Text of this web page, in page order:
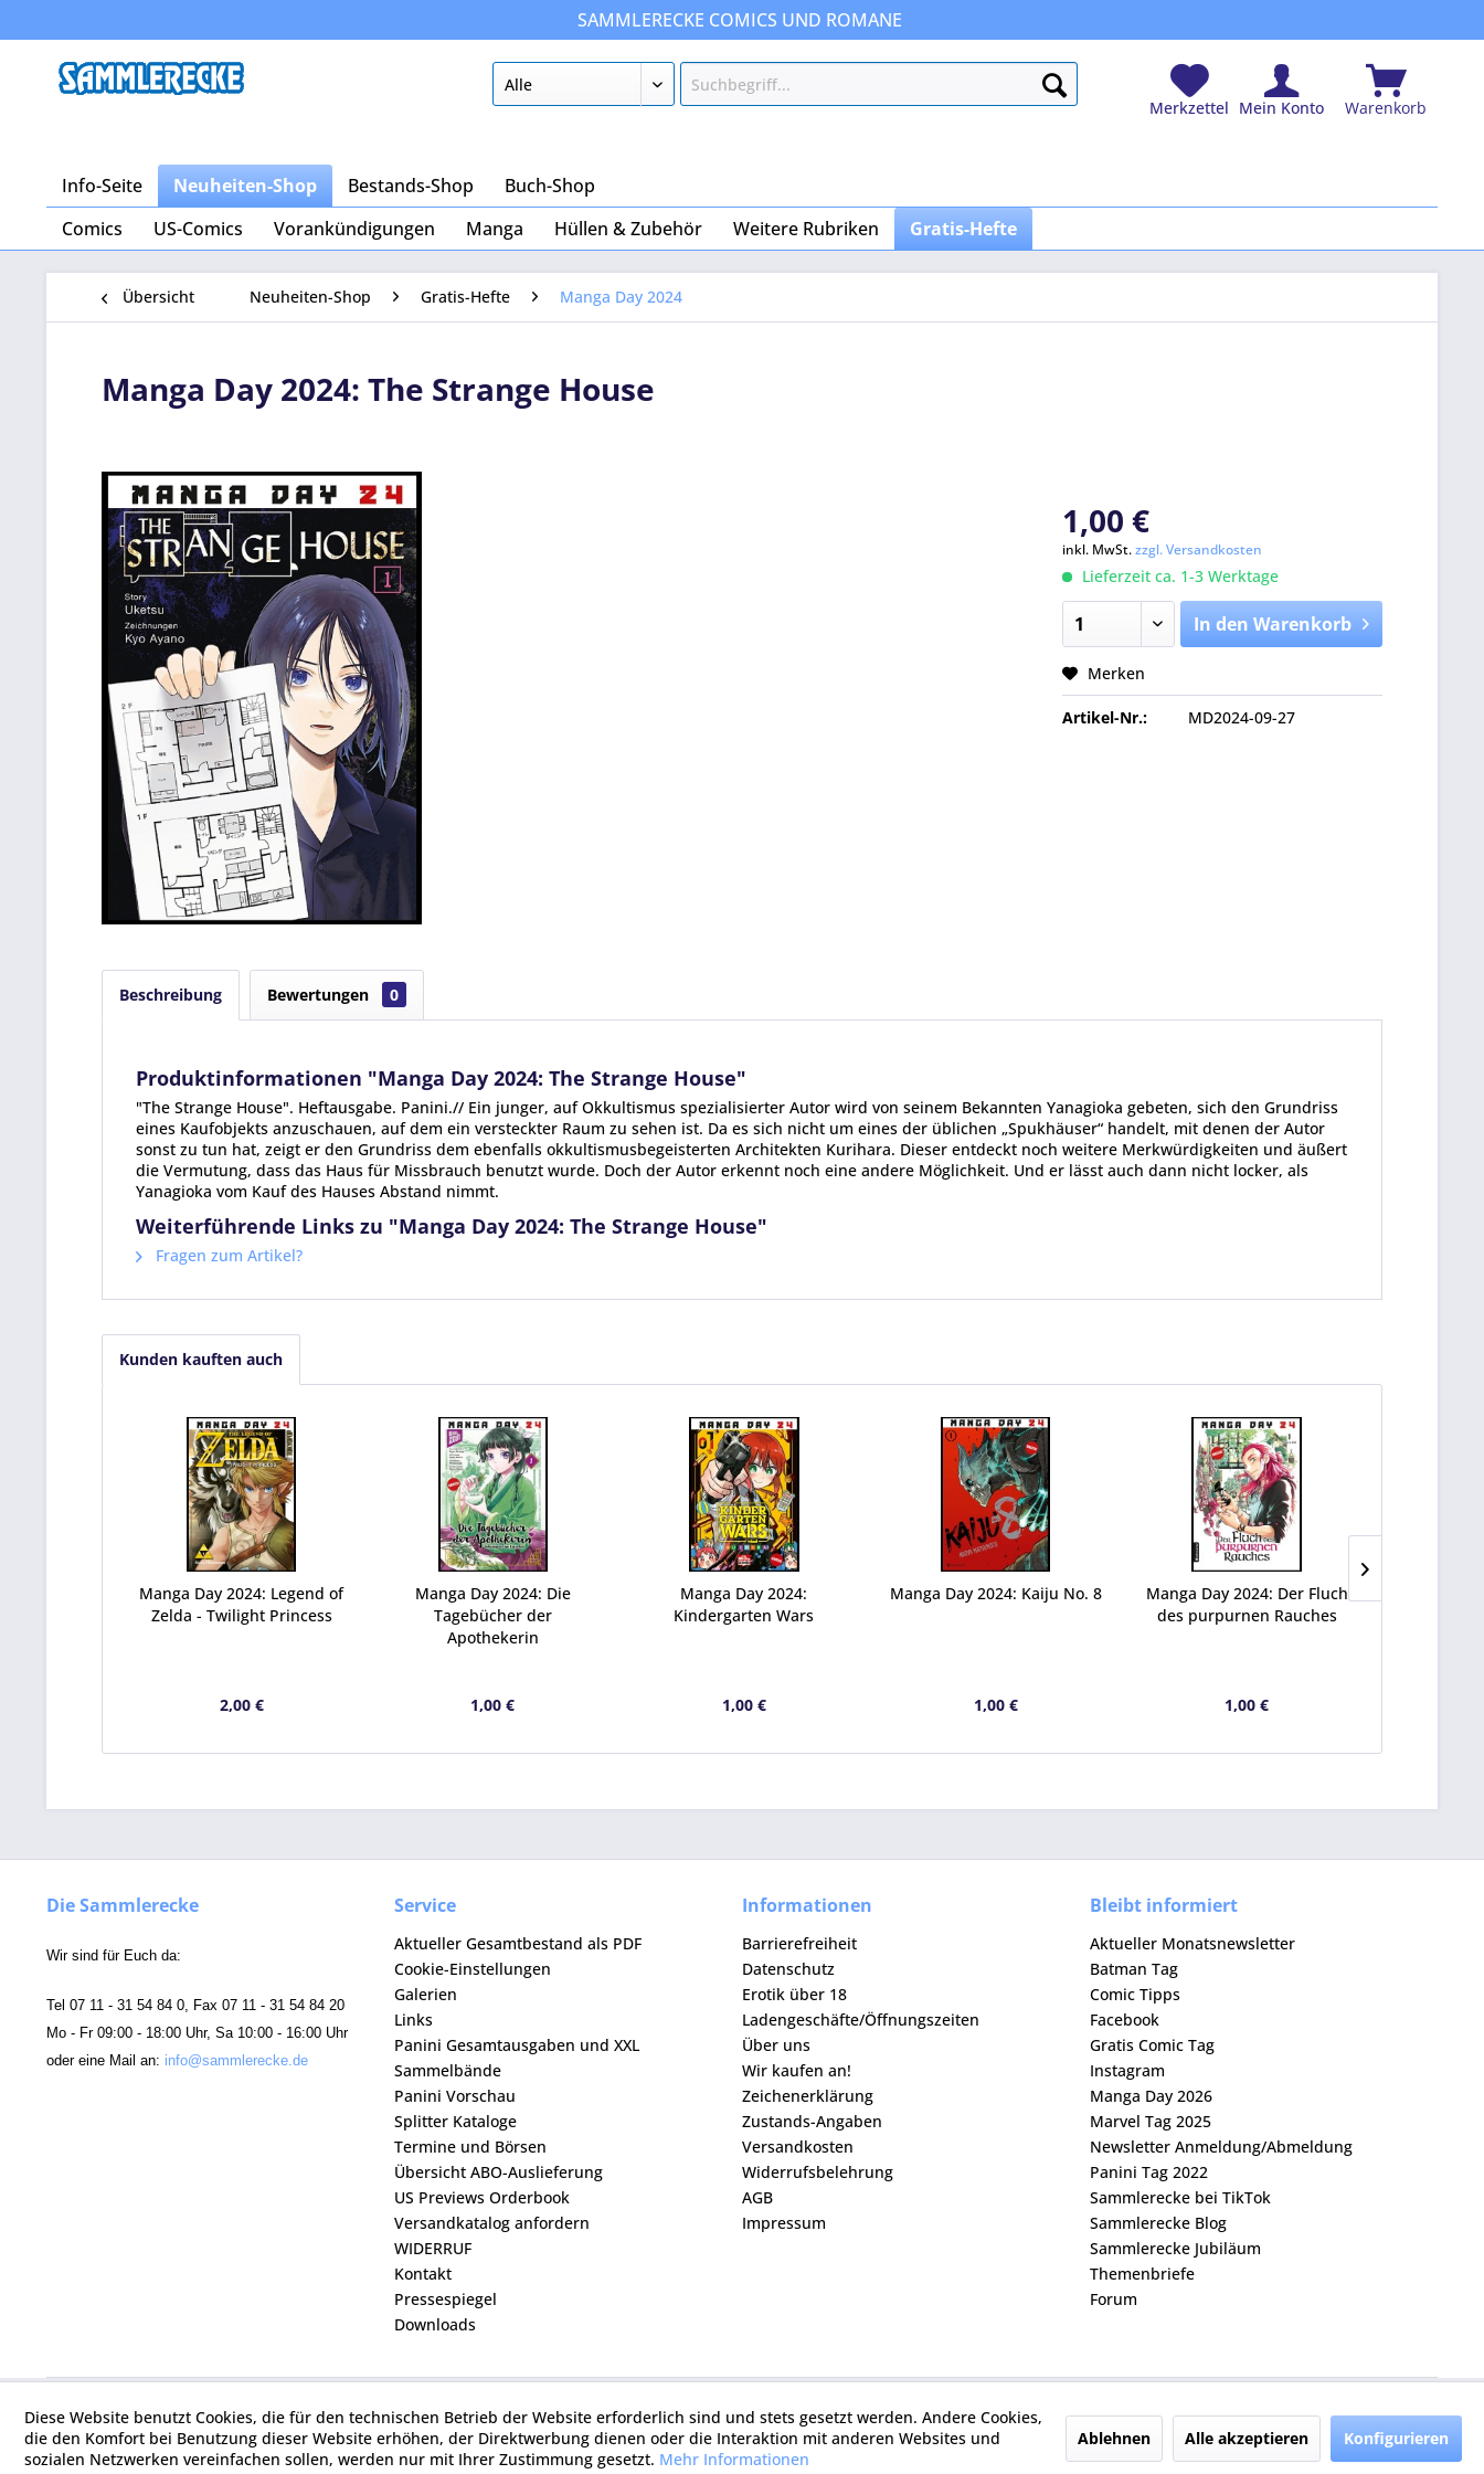
SAMMLERECKE COMICS UND ROMANE
Merkzettel Mein Konto Warenkorb
Info-Seite Neuheiten-Shop Bestands-Shop
Buch-Shop
Comics
US-Comics Vorankündigungen Manga Hüllen & Zubehör Weitere Rubriken Gratis-Hefte
Übersicht Neuheiten-Shop Gratis-Hefte Manga Day 2024
Manga Day 2024: The Strange House
1,00 €
inkl. MwSt.zzgl. Versandkosten
Lieferzeit ca. 1-3 Werktage
In den Warenkorb
Merken
Artikel-Nr.: MD2024-09-27
Beschreibung Bewertungen 0
Produktinformationen "Manga Day 2024: The Strange House"
"The Strange House". Heftausgabe. Panini.// Ein junger, auf Okkultismus spezialisierter Autor wird von seinem Bekannten Yanagioka gebeten, sich den Grundriss
eines Kaufobjekts anzuschauen, auf dem ein versteckter Raum zu sehen ist. Da es sich nicht um eines der üblichen „Spukhäuser“ handelt, mit denen der Autor
sonst zu tun hat, zeigt er den Grundriss dem ebenfalls okkultismusbegeisterten Architekten Kurihara. Dieser entdeckt noch weitere Merkwürdigkeiten und äußert
die Vermutung, dass das Haus für Missbrauch benutzt wurde. Doch der Autor erkennt noch eine andere Möglichkeit. Und er lässt auch dann nicht locker, als
Yanagioka vom Kauf des Hauses Abstand nimmt.
Weiterführende Links zu "Manga Day 2024: The Strange House"
Fragen zum Artikel?
Kunden kauften auch
Manga Day 2024: Legend of
Zelda - Twilight Princess
2,00 €
Manga Day 2024: Die
Tagebücher der
Apothekerin
1,00 €
Manga Day 2024:
Kindergarten Wars
1,00 €
Manga Day 2024: Kaiju No. 8
1,00 €
Manga Day 2024: Der Fluch
des purpurnen Rauches
1,00 €
Die Sammlerecke
Wir sind für Euch da:
Tel 07 11 - 31 54 84 0, Fax 07 11 - 31 54 84 20
Mo - Fr 09:00 - 18:00 Uhr, Sa 10:00 - 16:00 Uhr
oder eine Mail an: info@sammlerecke.de
Service
Aktueller Gesamtbestand als PDF
Cookie-Einstellungen
Galerien
Links
Panini Gesamtausgaben und XXL
Sammelbände
Panini Vorschau
Splitter Kataloge
Termine und Börsen
Übersicht ABO-Auslieferung
US Previews Orderbook
Versandkatalog anfordern
WIDERRUF
Kontakt
Pressespiegel
Downloads
Informationen
Barrierefreiheit
Datenschutz
Erotik über 18
Ladengeschäfte/Öffnungszeiten
Über uns
Wir kaufen an!
Zeichenerklärung
Zustands-Angaben
Versandkosten
Widerrufsbelehrung
AGB
Impressum
Bleibt informiert
Aktueller Monatsnewsletter
Batman Tag
Comic Tipps
Facebook
Gratis Comic Tag
Instagram
Manga Day 2026
Marvel Tag 2025
Newsletter Anmeldung/Abmeldung
Panini Tag 2022
Sammlerecke bei TikTok
Sammlerecke Blog
Sammlerecke Jubiläum
Themenbriefe
Forum
Diese Website benutzt Cookies, die für den technischen Betrieb der Website erforderlich sind und stets gesetzt werden. Andere Cookies,
die den Komfort bei Benutzung dieser Website erhöhen, der Direktwerbung dienen oder die Interaktion mit anderen Websites und
sozialen Netzwerken vereinfachen sollen, werden nur mit Ihrer Zustimmung gesetzt. Mehr Informationen
Ablehnen Alle akzeptieren Konfigurieren